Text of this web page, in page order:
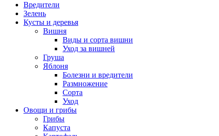
Вредители
Зелень
Кусты и деревья
Вишня
Виды и сорта вишни
Уход за вишней
Груша
Яблоня
Болезни и вредители
Размножение
Сорта
Уход
Овощи и грибы
Грибы
Капуста